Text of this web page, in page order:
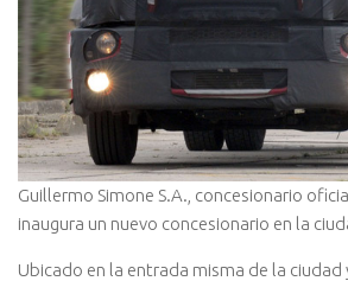
Guillermo Simone S.A., concesionario
inaugura un nuevo concesionario en la
Ubicado en la entrada misma de la ciudad